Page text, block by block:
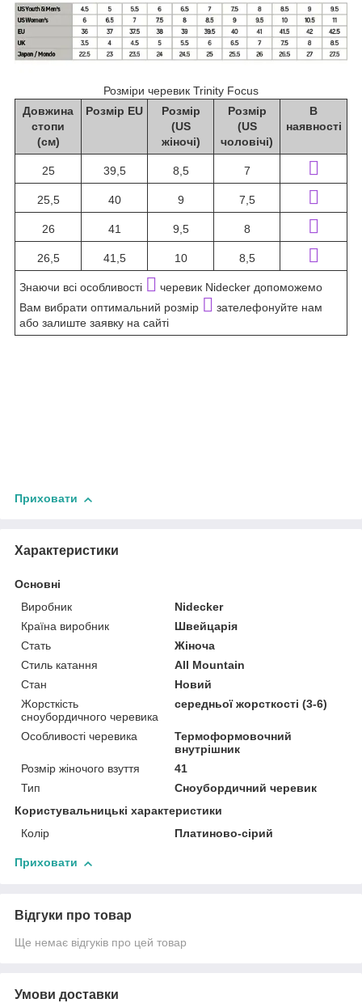
Розміри черевик Trinity Focus
Довжина
стопи
(см)
Розмір EU
Розмір
(US
жіночі)
Розмір
(US
чоловічі)
В
наявності
25 39,5 8,5 7
25,5 40 9 7,5
26 41 9,5 8
26,5 41,5 10 8,5
Знаючи всі особливості
черевик Nidecker допоможемо
Вам вибрати оптимальний розмір
зателефонуйте нам
або залиште заявку на сайті
Приховати
Характеристики
Основні
Виробник
Nidecker
Країна виробник
Швейцарія
Стать
Жіноча
Стиль катання
All Mountain
Стан
Новий
Жорсткість
сноубордичного черевика
середньої жорсткості (3-6)
Особливості черевика
Термоформовочний
внутрішник
Розмір жіночого взуття
41
Тип
Сноубордичний черевик
Користувальницькі характеристики
Колір
Платиново-сірий
Приховати
Відгуки про товар
Ще немає відгуків про цей товар
Умови доставки